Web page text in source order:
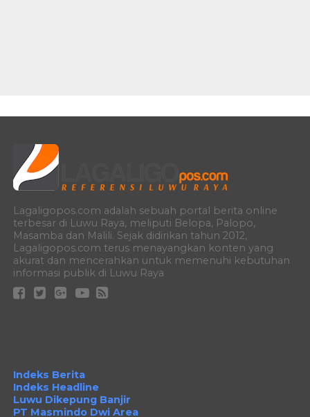
Lagaligopos.com adalah sebuah portal berita online
terbesar di Luwu Raya, meliputi Belopa, Palopo,
Masamba dan Malili. Sejak didirikan tahun 2012,
Lagaligopos.com terus menayangkan konten yang
akurat dan mencerahkan untuk memenuhi kebutuhan
informasi publik di Luwu Raya
Indeks Berita
Indeks Headline
Luwu Dikepung Banjir
PT Masmindo Dwi Area